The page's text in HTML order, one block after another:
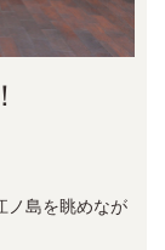
ノ島を眺めなが